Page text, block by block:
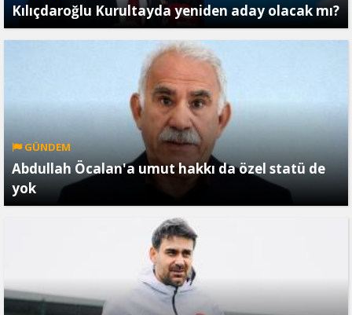
Kılıçdaroğlu Kurultayda yeniden aday olacak mı?
GÜNDEM
Abdullah Öcalan'a umut hakkı da özel statü de
yok